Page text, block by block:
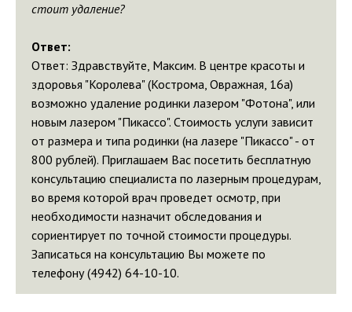
стоит удаление?
Ответ:
Ответ: Здравствуйте, Максим. В центре красоты и
здоровья "Королева" (Кострома, Овражная, 16а)
возможно удаление родинки лазером "Фотона", или
новым лазером "Пикассо". Стоимость услуги зависит
от размера и типа родинки (на лазере "Пикассо" - от
800 рублей). Приглашаем Вас посетить бесплатную
консультацию специалиста по лазерным процедурам,
во время которой врач проведет осмотр, при
необходимости назначит обследования и
сориентирует по точной стоимости процедуры.
Записаться на консультацию Вы можете по
телефону (4942) 64-10-10.